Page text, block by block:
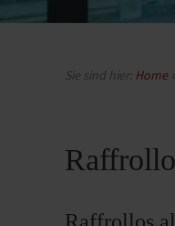
Sie sind hier:Home»